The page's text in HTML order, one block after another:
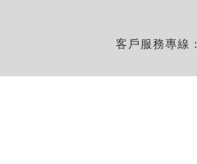
客戶服務專